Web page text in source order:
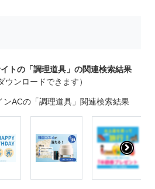
トの「調理道具」の関連検索結果
ウンロードできます）
ンACの「調理道具」関連検索結果